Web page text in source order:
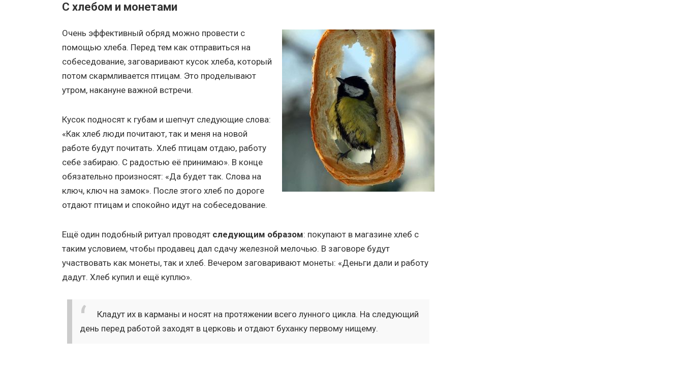
С хлебом и монетами
Очень эффективный обряд можно провести с
помощью хлеба. Перед тем как отправиться на
собеседование, заговаривают кусок хлеба, который
потом скармливается птицам. Это проделывают
утром, накануне важной встречи.
Кусок подносят к губам и шепчут следующие слова:
«Как хлеб люди почитают, так и меня на новой
работе будут почитать. Хлеб птицам отдаю, работу
себе забираю. С радостью её принимаю». В конце
обязательно произносят: «Да будет так. Слова на
ключ, ключ на замок». После этого хлеб по дороге
отдают птицам и спокойно идут на собеседование.
Ещё один подобный ритуал проводят следующим образом: покупают в магазине хлеб с
таким условием, чтобы продавец дал сдачу железной мелочью. В заговоре будут
участвовать как монеты, так и хлеб. Вечером заговаривают монеты: «Деньги дали и работу
дадут. Хлеб купил и ещё куплю».
Кладут их в карманы и носят на протяжении всего лунного цикла. На следующий
день перед работой заходят в церковь и отдают буханку первому нищему.